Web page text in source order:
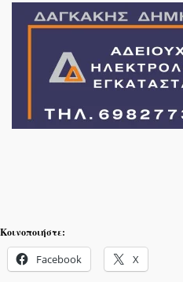
Κοινοποιήστε:
Facebook X